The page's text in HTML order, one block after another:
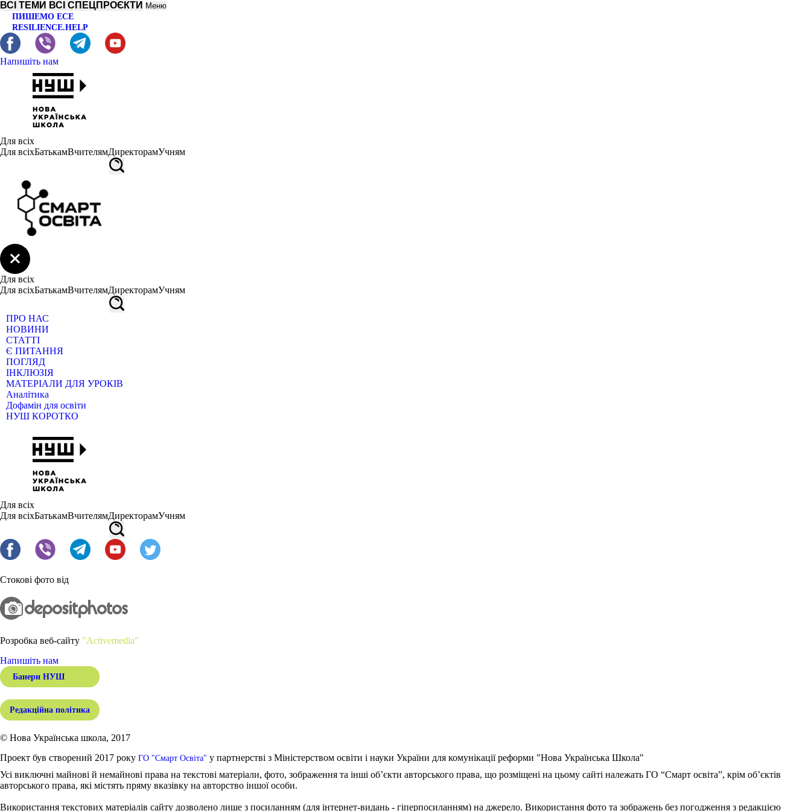
ВСІ ТЕМИ ВСІ СПЕЦПРОЄКТИ Меню
ПИШЕМО ЕСЕ
RESILIENCE.HELP
Напишіть нам
Для всіх
Для всіхБатькамВчителямДиректорамУчням
Для всіх
Для всіхБатькамВчителямДиректорамУчням
ПРО НАС
НОВИНИ
СТАТТІ
Є ПИТАННЯ
ПОГЛЯД
ІНКЛЮЗІЯ
МАТЕРІАЛИ ДЛЯ УРОКІВ
Аналітика
Дофамін для освіти
НУШ КОРОТКО
Для всіх
Для всіхБатькамВчителямДиректорамУчням
Стокові фото від
Розробка веб-сайту "Activemedia"
Напишіть нам
Банери НУШ
Редакційна політика
© Нова Українська школа, 2017
Проект був створений 2017 року ГО "Смарт Освіта" у партнерстві з Міністерством освіти і науки України для комунікації реформи "Нова Українська Школа"
Усі виключні майнові й немайнові права на текстові матеріали, фото, зображення та інші об’єкти авторського права, що розміщені на цьому сайті належать ГО “Смарт освіта”, крім об’єктів
авторського права, які містять пряму вказівку на авторство іншої особи.
Використання текстових матеріалів сайту дозволено лише з посиланням (для інтернет-видань - гіперпосиланням) на джерело. Використання фото та зображень без погодження з редакцією